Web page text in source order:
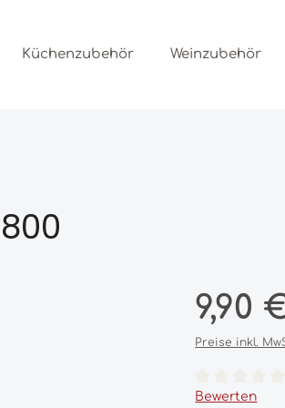
Küchenzubehör Weinzubehör
Regulärer
9,90
Preise inkl.
Bewerten